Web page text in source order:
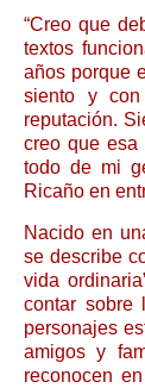
“Creo que
textos
años porque
siento y
reputación.
creo que esa
todo de mi
Ricaño en
Nacido en
se describe
vida
contar sobre
personajes
amigos y
reconocen